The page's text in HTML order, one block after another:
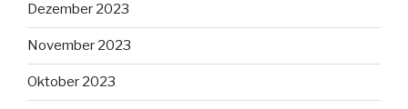
Dezember 2023
November 2023
Oktober 2023